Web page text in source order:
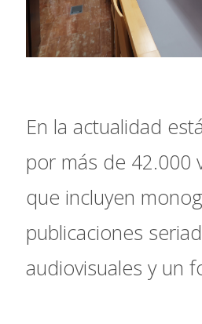
En la actualidad
por más de 42.000
que incluyen
publicaciones
audiovisuales y un